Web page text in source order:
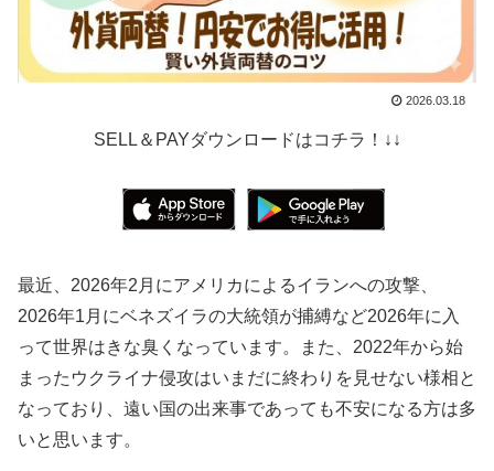
2026.03.18
SELL＆PAYダウンロードはコチラ！↓↓
最近、2026年2月にアメリカによるイランへの攻撃、
2026年1月にベネズイラの大統領が捕縛など2026年に入
って世界はきな臭くなっています。また、2022年から始
まったウクライナ侵攻はいまだに終わりを見せない様相と
なっており、遠い国の出来事であっても不安になる方は多
いと思います。